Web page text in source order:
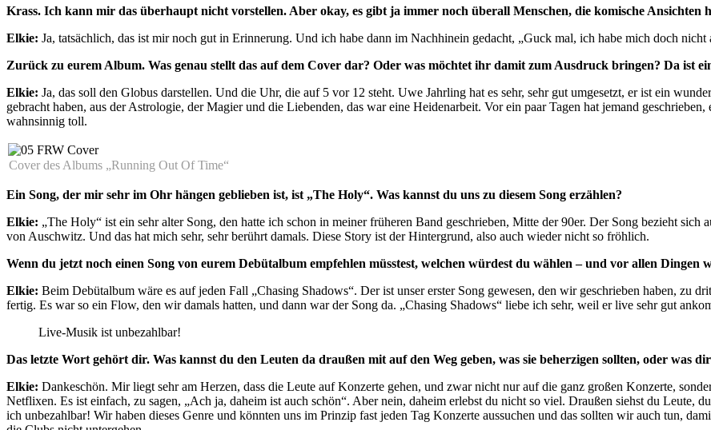
Krass. Ich kann mir das überhaupt nicht vorstellen. Aber okay, es gibt ja immer noch überall Menschen, die komische Ansichten
Elkie: Ja, tatsächlich, das ist mir noch gut in Erinnerung. Und ich habe dann im Nachhinein gedacht, „Guck mal, ich habe mich doch
Zurück zu eurem Album. Was genau stellt das auf dem Cover dar? Oder was möchtet ihr damit zum Ausdruck bringen? Da ist
Elkie: Ja, das soll den Globus darstellen. Und die Uhr, die auf 5 vor 12 steht. Uwe Jahrling hat es sehr, sehr gut umgesetzt, er ist ein
gebracht haben, aus der Astrologie, der Magier und die Liebenden, das war eine Heidenarbeit. Vor ein paar Tagen hat jemand geschrieben,
wahnsinnig toll.
Cover des Albums „Running Out Of Time“
Ein Song, der mir sehr im Ohr hängen geblieben ist, ist „The Holy“. Was kannst du uns zu diesem Song erzählen?
Elkie: „The Holy“ ist ein sehr alter Song, den hatte ich schon in meiner früheren Band geschrieben, Mitte der 90er. Der Song bezieht sich
von Auschwitz. Und das hat mich sehr, sehr berührt damals. Diese Story ist der Hintergrund, also auch wieder nicht so fröhlich.
Wenn du jetzt noch einen Song von eurem Debütalbum empfehlen müsstest, welchen würdest du wählen – und vor allen Dingen
Elkie: Beim Debütalbum wäre es auf jeden Fall „Chasing Shadows“. Der ist unser erster Song gewesen, den wir geschrieben haben, zu
fertig. Es war so ein Flow, den wir damals hatten, und dann war der Song da. „Chasing Shadows“ liebe ich sehr, weil er live sehr gut
Live-Musik ist unbezahlbar!
Das letzte Wort gehört dir. Was kannst du den Leuten da draußen mit auf den Weg geben, was sie beherzigen sollten, oder was
Elkie: Dankeschön. Mir liegt sehr am Herzen, dass die Leute auf Konzerte gehen, und zwar nicht nur auf die ganz großen Konzerte,
Netflixen. Es ist einfach, zu sagen, „Ach ja, daheim ist auch schön“. Aber nein, daheim erlebst du nicht so viel. Draußen siehst du Leute,
ich unbezahlbar! Wir haben dieses Genre und könnten uns im Prinzip fast jeden Tag Konzerte aussuchen und das sollten wir auch tun,